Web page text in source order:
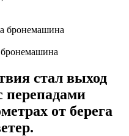
бронемашина
стал выход
перепадами
от берега